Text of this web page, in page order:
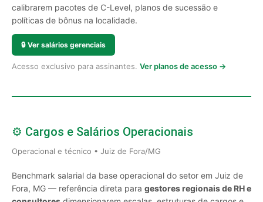
calibrarem pacotes de C-Level, planos de sucessão e
políticas de bônus na localidade.
🔒 Ver salários gerenciais
Acesso exclusivo para assinantes. Ver planos de acesso →
⚙️ Cargos e Salários Operacionais
Operacional e técnico • Juiz de Fora/MG
Benchmark salarial da base operacional do setor em Juiz de
Fora, MG — referência direta para gestores regionais de RH e